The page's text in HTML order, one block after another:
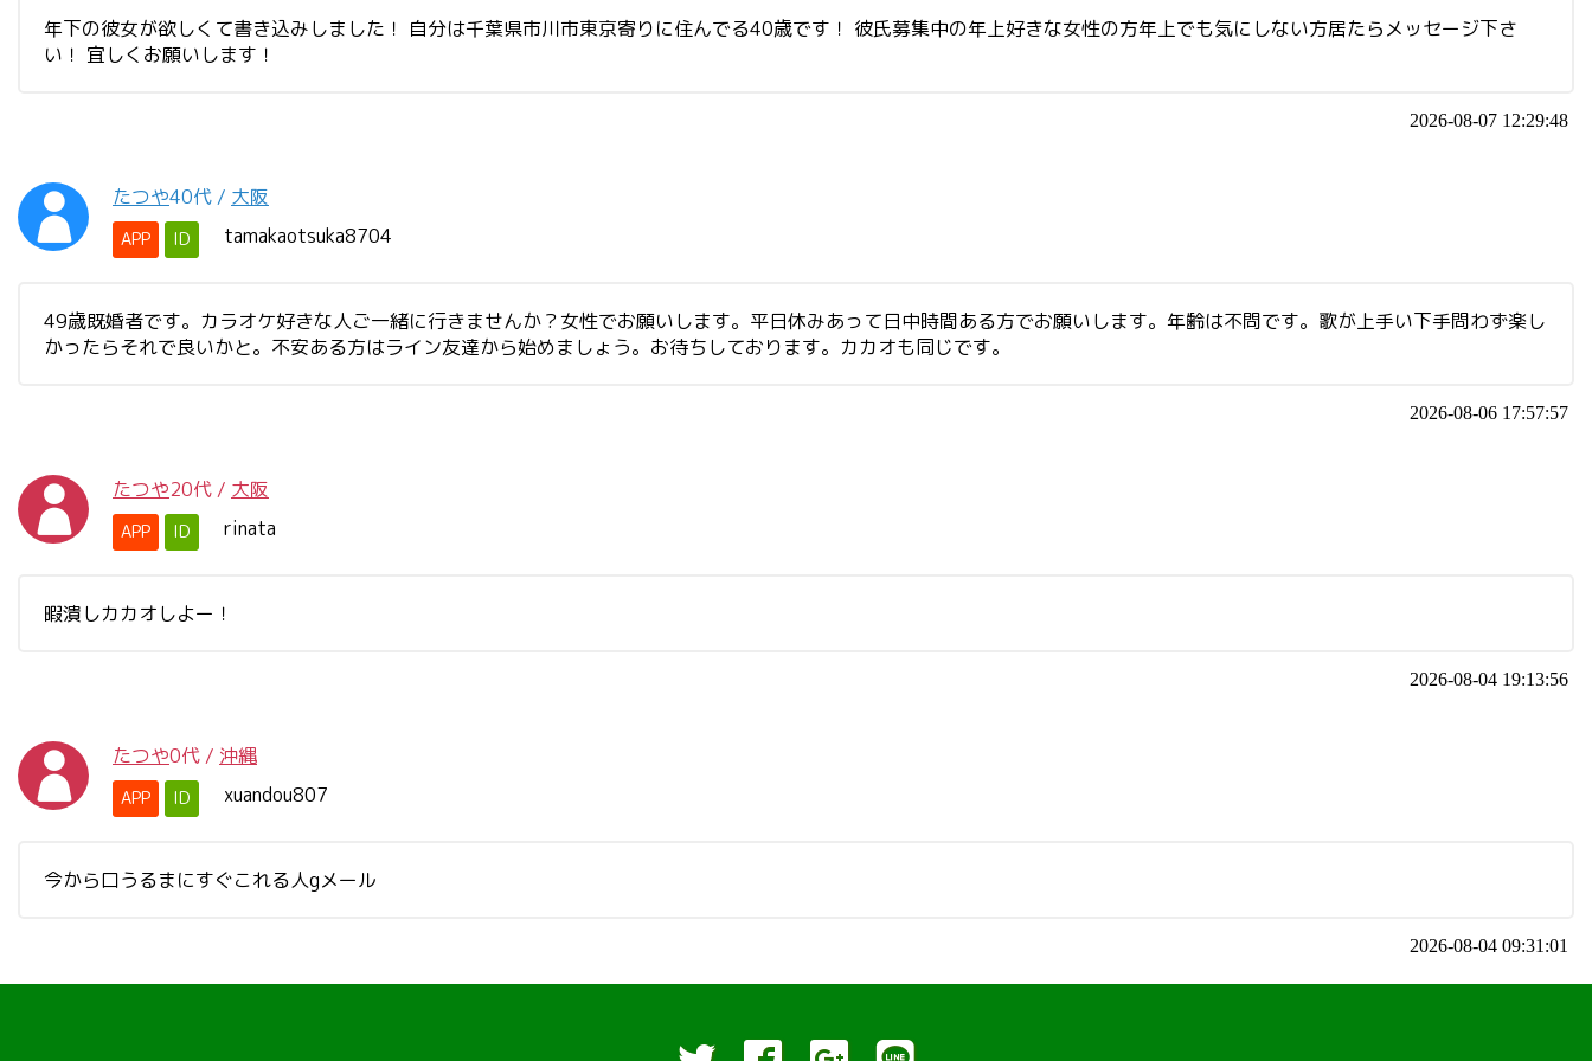
年下の彼女が欲しくて書き込みしました！ 自分は千葉県市川市東京寄りに住んでる40歳です！ 彼氏募集中の年上好きな女性の方年上でも気にしない方居たらメッセージ下さ
い！ 宜しくお願いします！
2026-08-07 12:29:48
たつや40代 / 大阪
APP ID tamakaotsuka8704
49歳既婚者です。カラオケ好きな人ご一緒に行きませんか？女性でお願いします。平日休みあって日中時間ある方でお願いします。年齢は不問です。歌が上手い下手問わず楽し
かったらそれで良いかと。不安ある方はライン友達から始めましょう。お待ちしております。カカオも同じです。
2026-08-06 17:57:57
たつや20代 / 大阪
APP ID rinata
暇潰しカカオしよー！
2026-08-04 19:13:56
たつや0代 / 沖縄
APP ID xuandou807
今から口うるまにすぐこれる人gメール
2026-08-04 09:31:01